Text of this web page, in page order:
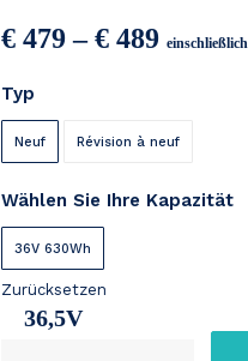
€ 479 –€ 489
€ 489
Typ
Neuf Révision à neuf
Wählen Sie Ihre Kapazität
36V 630Wh
36,5V
Zurücksetzen